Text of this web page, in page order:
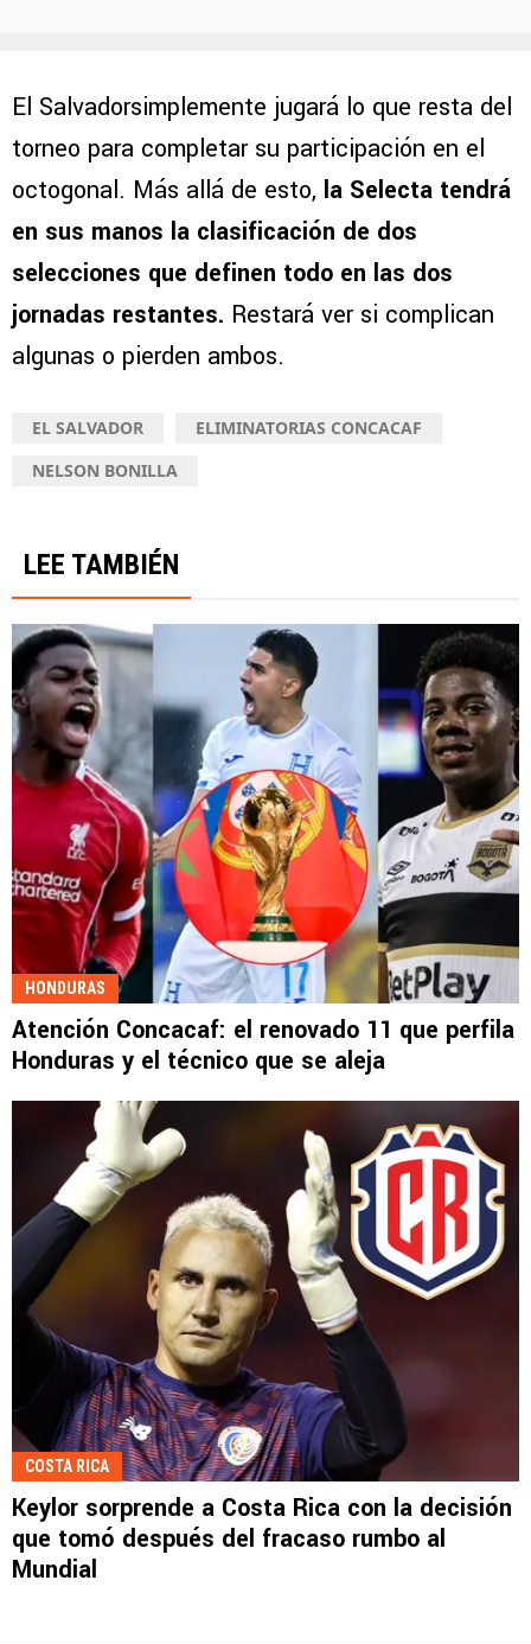
El Salvadorsimplemente jugará lo que resta del
torneo para completar su participación en el
octogonal. Más allá de esto, la Selecta tendrá
en sus manos la clasificación de dos
selecciones que definen todo en las dos
jornadas restantes. Restará ver si complican
algunas o pierden ambos.
EL SALVADOR
ELIMINATORIAS CONCACAF
NELSON BONILLA
LEE TAMBIÉN
HONDURAS
Atención Concacaf: el renovado 11 que perfila
Honduras y el técnico que se aleja
COSTA RICA
Keylor sorprende a Costa Rica con la decisión
que tomó después del fracaso rumbo al
Mundial